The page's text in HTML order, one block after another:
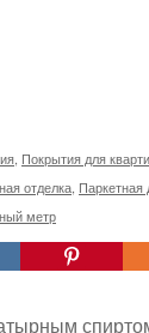
Покрытия для
отделка Паркетная
метр